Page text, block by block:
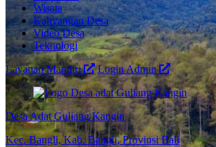
Wisata
Kahyangan Desa
Video Desa
Teknologi
Layanan Mandiri
Login Admin
Desa Adat Guliang Kangin
Kec. Bangli, Kab. Bangli, Provinsi Bali